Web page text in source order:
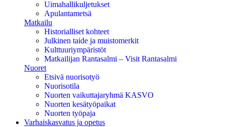
Uimahallikuljetukset
Apulantametsä
Matkailu
Historialliset kohteet
Julkinen taide ja muistomerkit
Kulttuuriympäristöt
Matkailijan Rantasalmi – Visit Rantasalmi
Nuoret
Etsivä nuorisotyö
Nuorisotila
Nuorten vaikuttajaryhmä KASVO
Nuorten kesätyöpaikat
Nuorten työpaja
Varhaiskasvatus ja opetus